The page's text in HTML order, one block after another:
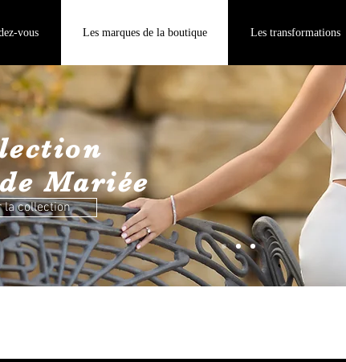
vous Les marques de la boutique Les transformations
la collection
Mariée